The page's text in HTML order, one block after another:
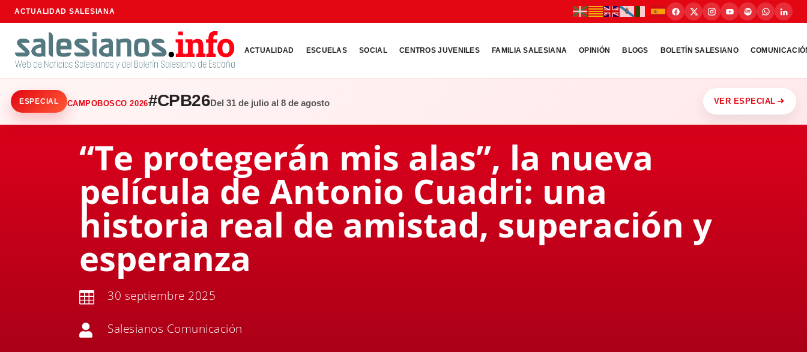
ACTUALIDAD SALESIANA
ACTUALIDAD ESCUELAS SOCIAL CENTROS JUVENILES FAMILIA SALESIANA OPINIÓN BLOGS BOLETÍN SALESIANO
ESPECIAL CAMPOBOSCO 2026#CPB26Del 31 de julio al 8 de agosto VER ESPECIAL
“Te protegerán mis alas”, la nueva
película de Antonio Cuadri: una
historia real de amistad, superación y
esperanza
 30 septiembre 2025
 Salesianos Comunicación